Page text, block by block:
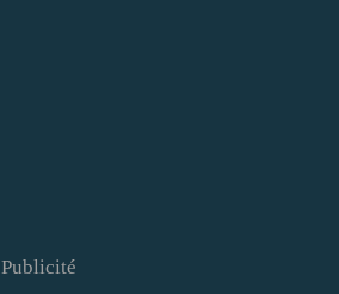
Publicité